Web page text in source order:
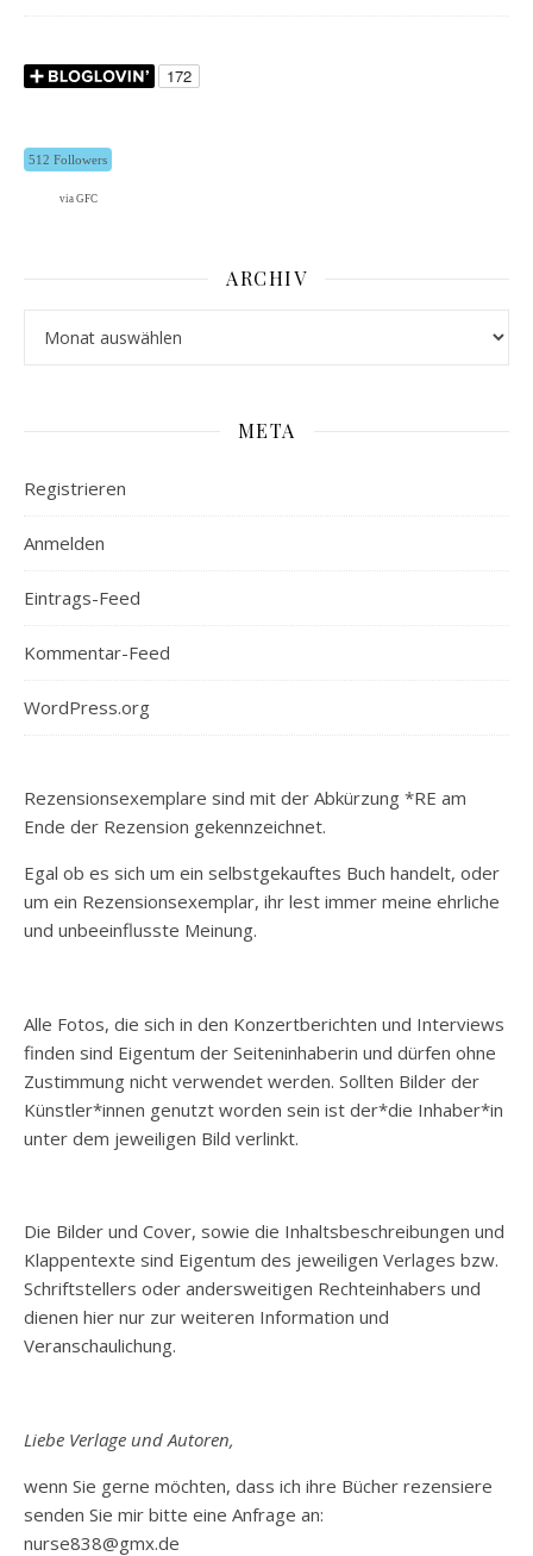
512 Followers
via GFC
ARCHIV
META
Registrieren
Anmelden
Eintrags-Feed
Kommentar-Feed
WordPress.org
Rezensionsexemplare sind mit der Abkürzung *RE am
Ende der Rezension gekennzeichnet.
Egal ob es sich um ein selbstgekauftes Buch handelt, oder
um ein Rezensionsexemplar, ihr lest immer meine ehrliche
und unbeeinflusste Meinung.
Alle Fotos, die sich in den Konzertberichten und Interviews
finden sind Eigentum der Seiteninhaberin und dürfen ohne
Zustimmung nicht verwendet werden. Sollten Bilder der
Künstler*innen genutzt worden sein ist der*die Inhaber*in
unter dem jeweiligen Bild verlinkt.
Die Bilder und Cover, sowie die Inhaltsbeschreibungen und
Klappentexte sind Eigentum des jeweiligen Verlages bzw.
Schriftstellers oder andersweitigen Rechteinhabers und
dienen hier nur zur weiteren Information und
Veranschaulichung.
Liebe Verlage und Autoren,
wenn Sie gerne möchten, dass ich ihre Bücher rezensiere
senden Sie mir bitte eine Anfrage an:
nurse838@gmx.de